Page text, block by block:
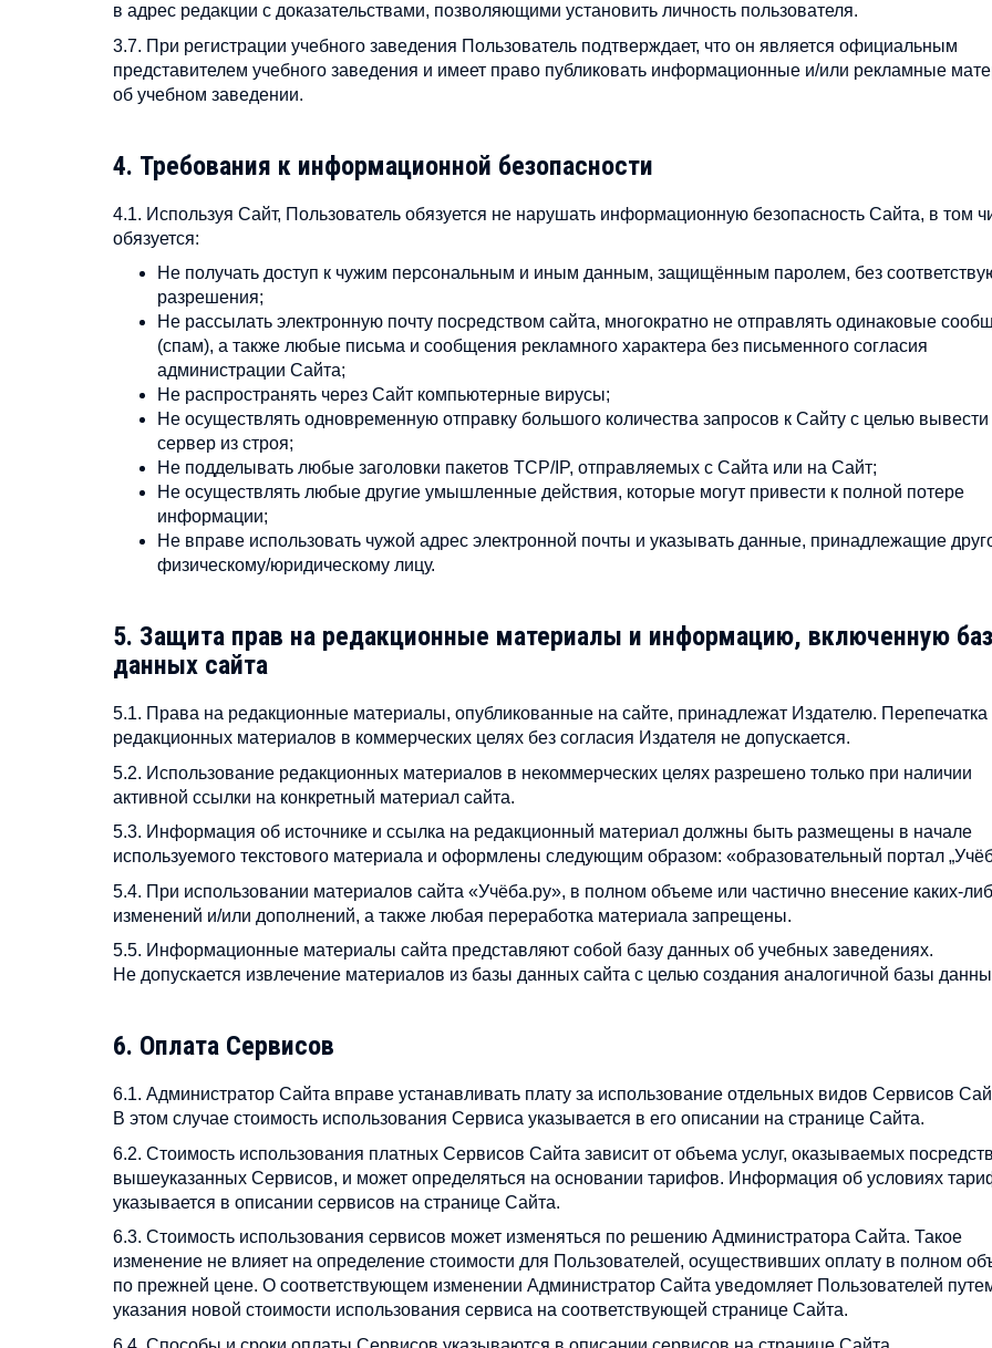
в адрес редакции с доказательствами, позволяющими установить личность пользователя.
3.7. При регистрации учебного заведения Пользователь подтверждает, что он является официальным
представителем учебного заведения и имеет право публиковать информационные и/или рекламные
об учебном заведении.
4. Требования к информационной безопасности
4.1. Используя Сайт, Пользователь обязуется не нарушать информационную безопасность Сайта, в том
обязуется:
Не получать доступ к чужим персональным и иным данным, защищённым паролем, без
разрешения;
Не рассылать электронную почту посредством сайта, многократно не отправлять одинаковые
(спам), а также любые письма и сообщения рекламного характера без письменного согласия
администрации Сайта;
Не распространять через Сайт компьютерные вирусы;
Не осуществлять одновременную отправку большого количества запросов к Сайту с целью вывести
сервер из строя;
Не подделывать любые заголовки пакетов TCP/IP, отправляемых с Сайта или на Сайт;
Не осуществлять любые другие умышленные действия, которые могут привести к полной потере
информации;
Не вправе использовать чужой адрес электронной почты и указывать данные, принадлежащие
физическому/юридическому лицу.
5. Защита прав на редакционные материалы и информацию, включенную
данных сайта
5.1. Права на редакционные материалы, опубликованные на сайте, принадлежат Издателю. Перепечатка
редакционных материалов в коммерческих целях без согласия Издателя не допускается.
5.2. Использование редакционных материалов в некоммерческих целях разрешено только при наличии
активной ссылки на конкретный материал сайта.
5.3. Информация об источнике и ссылка на редакционный материал должны быть размещены в начале
используемого текстового материала и оформлены следующим образом: «образовательный портал
5.4. При использовании материалов сайта «Учёба.ру», в полном объеме или частично внесение каких-
изменений и/или дополнений, а также любая переработка материала запрещены.
5.5. Информационные материалы сайта представляют собой базу данных об учебных заведениях.
Не допускается извлечение материалов из базы данных сайта с целью создания аналогичной базы
6. Оплата Сервисов
6.1. Администратор Сайта вправе устанавливать плату за использование отдельных видов Сервисов
В этом случае стоимость использования Сервиса указывается в его описании на странице Сайта.
6.2. Стоимость использования платных Сервисов Сайта зависит от объема услуг, оказываемых
вышеуказанных Сервисов, и может определяться на основании тарифов. Информация об условиях
указывается в описании сервисов на странице Сайта.
6.3. Стоимость использования сервисов может изменяться по решению Администратора Сайта. Такое
изменение не влияет на определение стоимости для Пользователей, осуществивших оплату в полном
по прежней цене. О соответствующем изменении Администратор Сайта уведомляет Пользователей
указания новой стоимости использования сервиса на соответствующей странице Сайта.